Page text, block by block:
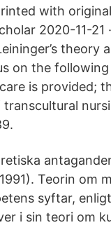
with
2020-11-21
theory
on the following
is provided;
Teorin om
syftar,
i sin teori om